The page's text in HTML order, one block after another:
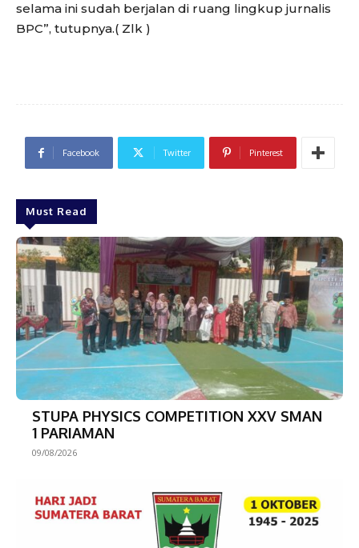
selama ini sudah berjalan di ruang lingkup jurnalis
BPC”, tutupnya.( Zlk )
Facebook Twitter Pinterest
Must Read
STUPA PHYSICS COMPETITION XXV SMAN
1 PARIAMAN
09/08/2026